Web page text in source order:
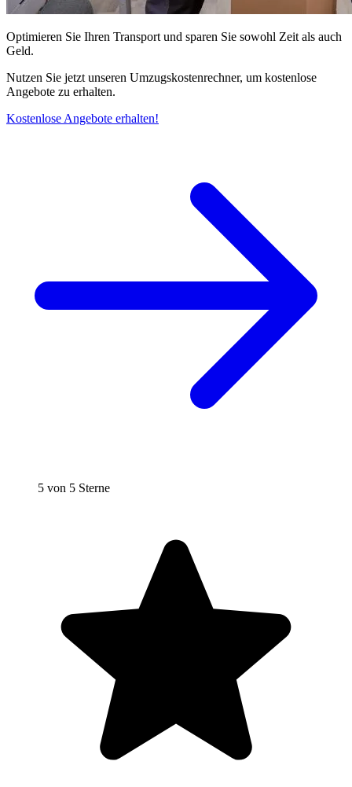
Optimieren Sie Ihren Transport und sparen Sie sowohl Zeit als auch
Geld.
Nutzen Sie jetzt unseren Umzugskostenrechner, um kostenlose
Angebote zu erhalten.
Kostenlose Angebote erhalten!
5 von 5 Sterne